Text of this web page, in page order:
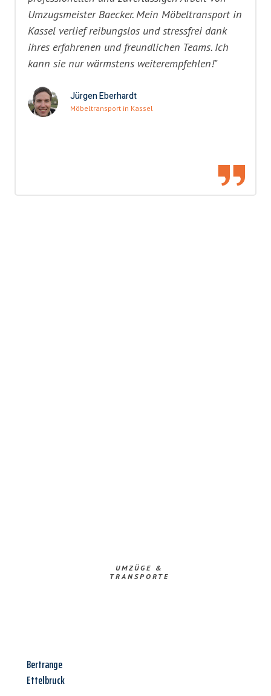
Umzugsmeister Baecker. Mein Möbeltransport in
Kassel verlief reibungslos und stressfrei dank
ihres erfahrenen und freundlichen Teams. Ich
kann sie nur wärmstens weiterempfehlen!"
Jürgen Eberhardt
Möbeltransport in Kassel
UMZÜGE &
TRANSPORTE
Bertrange
Ettelbruck